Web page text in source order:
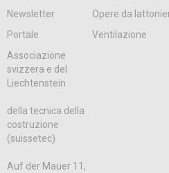
Newsletter
Opere da
Portale
Ventilazione
Associazione
svizzera e del
Liechtenstein
della tecnica della
costruzione
(suissetec)
Auf der Mauer 11,